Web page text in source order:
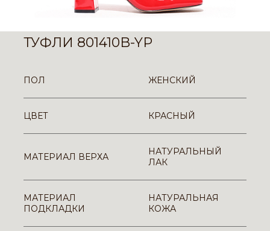
ТУФЛИ 801410B-YP
ПОЛ ЖЕНСКИЙ
ЦВЕТ КРАСНЫЙ
МАТЕРИАЛ ВЕРХА
НАТУРАЛЬНЫЙ
ЛАК
МАТЕРИАЛ
ПОДКЛАДКИ
НАТУРАЛЬНАЯ
КОЖА